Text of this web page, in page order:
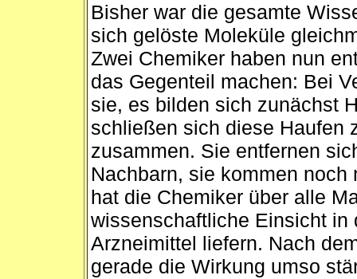
Bisher war die gesamte
sich gelöste Moleküle
Zwei Chemiker haben nun
das Gegenteil machen: Bei
sie, es bilden sich zunächst
schließen sich diese Haufen
zusammen. Sie entfernen
Nachbarn, sie kommen
hat die Chemiker über alle
wissenschaftliche Einsicht in
Arzneimittel liefern. Nach
gerade die Wirkung umso